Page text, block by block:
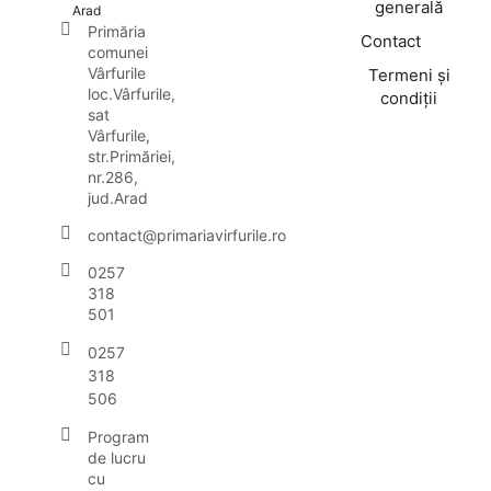
Arad
Primăria
comunei
Vârfurile
loc.Vârfurile,
sat
Vârfurile,
str.Primăriei,
nr.286,
jud.Arad
contact@primariavirfurile.ro
0257
318
501
0257
318
506
Program
de lucru
cu
generală
Contact
Termeni și
condiții